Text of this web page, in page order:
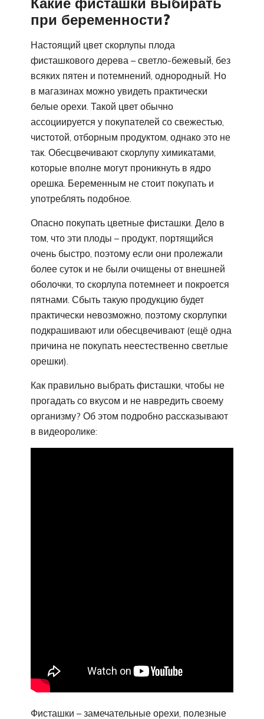
при беременности?
Настоящий цвет скорлупы плода
фисташкового дерева – светло-бежевый, без
всяких пятен и потемнений, однородный. Но
в магазинах можно увидеть практически
белые орехи. Такой цвет обычно
ассоциируется у покупателей со свежестью,
чистотой, отборным продуктом, однако это не
так. Обесцвечивают скорлупу химикатами,
которые вполне могут проникнуть в ядро
орешка. Беременным не стоит покупать и
употреблять подобное.
Опасно покупать цветные фисташки. Дело в
том, что эти плоды – продукт, портящийся
очень быстро, поэтому если они пролежали
более суток и не были очищены от внешней
оболочки, то скорлупа потемнеет и покроется
пятнами. Сбыть такую продукцию будет
практически невозможно, поэтому скорлупки
подкрашивают или обесцвечивают (ещё одна
причина не покупать неестественно светлые
орешки).
Как правильно выбрать фисташки, чтобы не
прогадать со вкусом и не навредить своему
организму? Об этом подробно рассказывают
в видеоролике:
Фисташки – замечательные орехи, полезные